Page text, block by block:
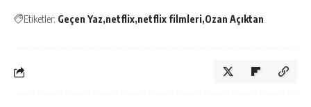
Etiketler: Geçen Yaz netflix netflix filmleri Ozan Açıktan